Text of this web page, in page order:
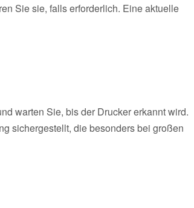
Sie sie, falls erforderlich. Eine aktuelle
warten Sie, bis der Drucker erkannt wird.
sichergestellt, die besonders bei großen